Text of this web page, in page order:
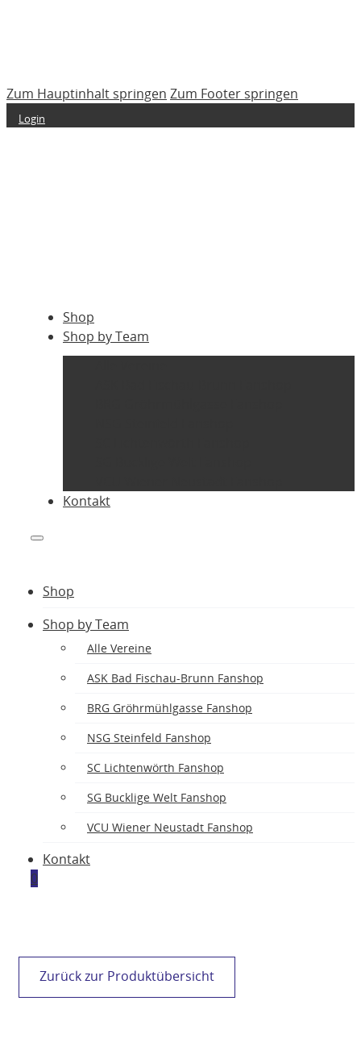
Zum Hauptinhalt springen Zum Footer springen
Login
Shop
Shop by Team
Kontakt
Shop
Shop by Team
Alle Vereine
ASK Bad Fischau-Brunn Fanshop
BRG Gröhrmühlgasse Fanshop
NSG Steinfeld Fanshop
SC Lichtenwörth Fanshop
SG Bucklige Welt Fanshop
VCU Wiener Neustadt Fanshop
Kontakt
0
Zurück zur Produktübersicht